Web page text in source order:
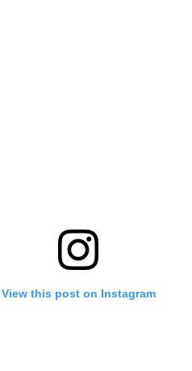
View this post on Instagram